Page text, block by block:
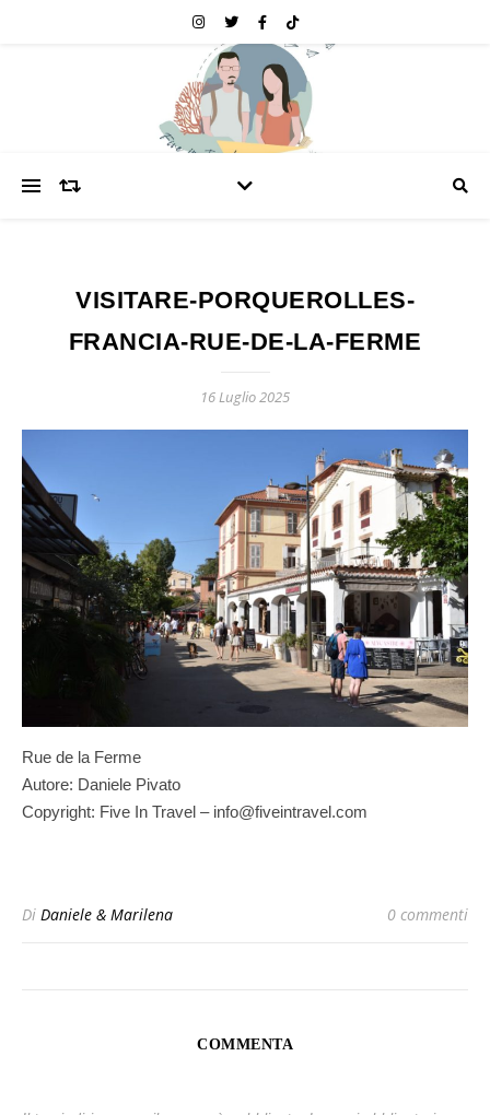
VISITARE-PORQUEROLLES-
FRANCIA-RUE-DE-LA-FERME
16 Luglio 2025
Rue de la Ferme
Autore: Daniele Pivato
Copyright: Five In Travel – info@fiveintravel.com
Di Daniele & Marilena 0 commenti
COMMENTA